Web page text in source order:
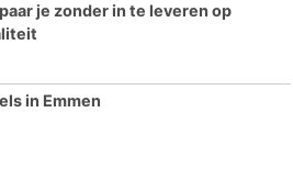
je zonder in te leveren op
in Emmen